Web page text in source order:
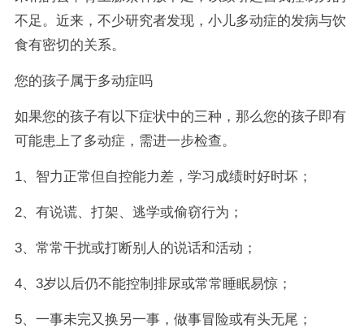
不足。近来，不少研究者发现，小儿多动症的发病与饮
食有密切的关系。
您的孩子属于多动症吗
如果您的孩子有以下症状中的三种，那么您的孩子即有
可能患上了多动症，需进一步检查。
1、智力正常但自控能力差，学习成绩时好时坏；
2、有说谎、打架、逃学或偷窃行为；
3、常常干扰或打断别人的说话和活动；
4、3岁以后仍不能控制排尿或常常睡眠易惊；
5、一事未完又换另一事，做事冒险或有头无尾；